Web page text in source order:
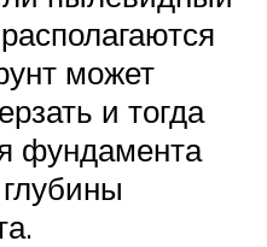
может
и тогда
фундамента